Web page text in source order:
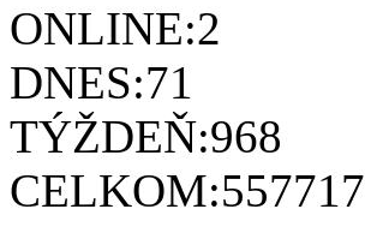
ONLINE:2
DNES:71
TÝŽDEŇ:968
CELKOM:557717